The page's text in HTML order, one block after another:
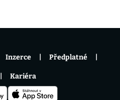
Inzerce Předplatné
Kariéra